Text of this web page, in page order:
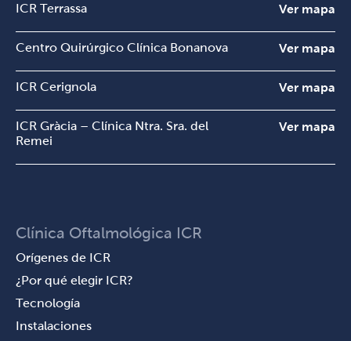
ICR Terrassa Ver mapa
Centro Quirúrgico Clínica Bonanova Ver mapa
ICR Cerignola Ver mapa
ICR Gràcia – Clínica Ntra. Sra. del
Remei
Ver mapa
Clínica Oftalmológica ICR
Orígenes de ICR
¿Por qué elegir ICR?
Tecnología
Instalaciones